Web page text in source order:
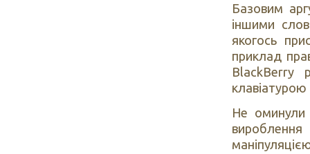
Базовим
іншими
якогось
приклад
BlackBerry
клавіатурою
Не оминули